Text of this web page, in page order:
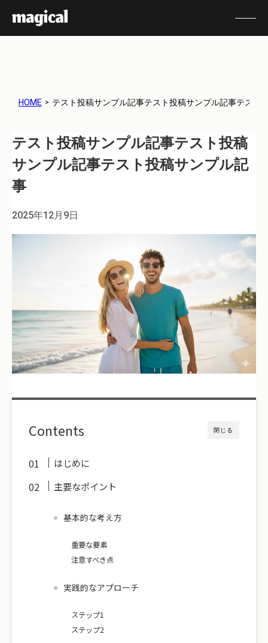
HOME テスト投稿サンプル記事テスト投稿サンプル記事テスト
テスト投稿サンプル記事テスト投稿
サンプル記事テスト投稿サンプル記
事
2025年12月9日
閉じる
Contents
はじめに
主要なポイント
基本的な考え方
重要な要素
注意すべき点
実践的なアプローチ
ステップ1
ステップ2